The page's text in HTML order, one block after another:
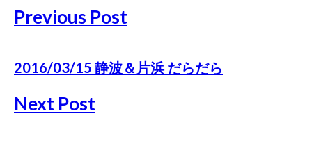
Previous Post
2016/03/15 静波＆片浜 だらだら
Next Post